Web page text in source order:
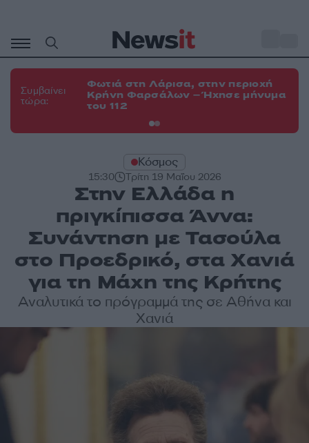
περιεχόμενο
Συμβαίνει
τώρα:
Φωτιά στη Λάρισα, στην περιοχή
Κρήνη Φαρσάλων – Ήχησε μήνυμα
του 112
Κόσμος
15:30 Τρίτη 19 Μαΐου 2026
Στην Ελλάδα η
πριγκίπισσα Άννα:
Συνάντηση με Τασούλα
στο Προεδρικό, στα Χανιά
για τη Μάχη της Κρήτης
Αναλυτικά το πρόγραμμά της σε Αθήνα και
Χανιά